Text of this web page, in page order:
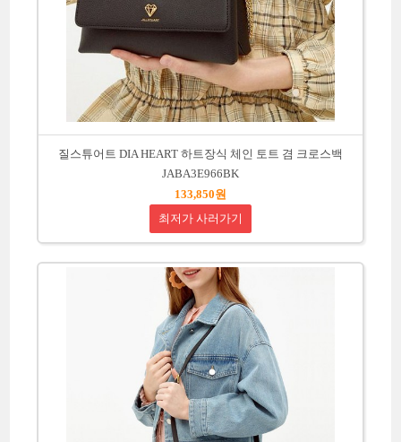
질스튜어트 DIA HEART 하트장식 체인 토트 겸 크로스백
JABA3E966BK
133,850원
최저가 사러가기